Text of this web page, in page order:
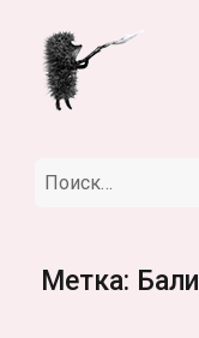
Искать:
Метка: Бали